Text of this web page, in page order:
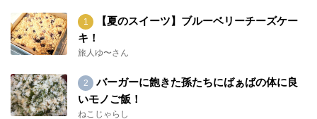
【夏のスイーツ】ブルーベリーチーズケー
キ！
旅人ゆ〜さん
バーガーに飽きた孫たちにばぁばの体に良
いモノご飯！
ねこじゃらし